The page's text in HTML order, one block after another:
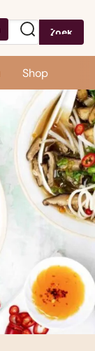
Zoek
Shop